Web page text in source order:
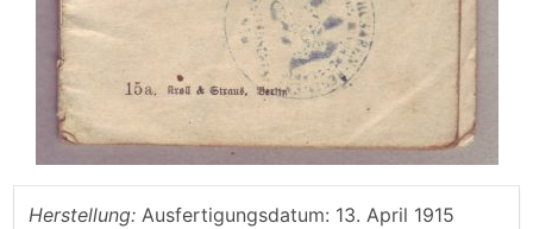
Herstellung: Ausfertigungsdatum: 13. April 1915